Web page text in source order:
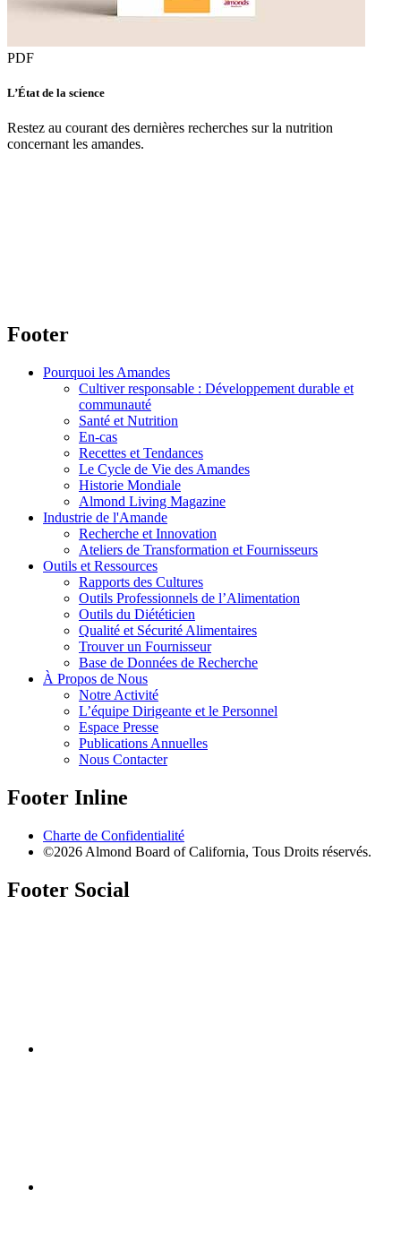
PDF
L’État de la science
Restez au courant des dernières recherches sur la nutrition
concernant les amandes.
Footer
Pourquoi les Amandes
Cultiver responsable : Développement durable et
communauté
Santé et Nutrition
En-cas
Recettes et Tendances
Le Cycle de Vie des Amandes
Historie Mondiale
Almond Living Magazine
Industrie de l'Amande
Recherche et Innovation
Ateliers de Transformation et Fournisseurs
Outils et Ressources
Rapports des Cultures
Outils Professionnels de l’Alimentation
Outils du Diététicien
Qualité et Sécurité Alimentaires
Trouver un Fournisseur
Base de Données de Recherche
À Propos de Nous
Notre Activité
L’équipe Dirigeante et le Personnel
Espace Presse
Publications Annuelles
Nous Contacter
Footer Inline
Charte de Confidentialité
©2026 Almond Board of California, Tous Droits réservés.
Footer Social